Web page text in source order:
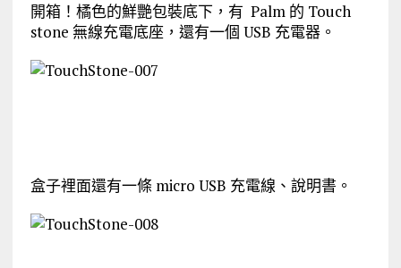
開箱！橘色的鮮艷包裝底下，有 Palm 的 Touch
stone 無線充電底座，還有一個 USB 充電器。
盒子裡面還有一條 micro USB 充電線、說明書。